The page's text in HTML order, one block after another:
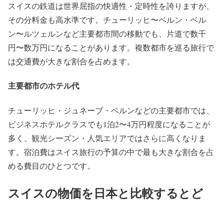
スイスの鉄道は世界屈指の快適性・定時性を誇りますが、
その分料金も高水準です。チューリッヒ〜ベルン・ベル
ン〜ルツェルンなど主要都市間の移動でも、片道で数千
円〜数万円になることがあります。複数都市を巡る旅行で
は交通費が大きな割合を占めます。
主要都市のホテル代
チューリッヒ・ジュネーブ・ベルンなどの主要都市では、
ビジネスホテルクラスでも1泊2〜4万円程度になることが
多く、観光シーズン・人気エリアではさらに高くなりま
す。宿泊費はスイス旅行の予算の中で最も大きな割合を占
める費目のひとつです。
スイスの物価を日本と比較するとど